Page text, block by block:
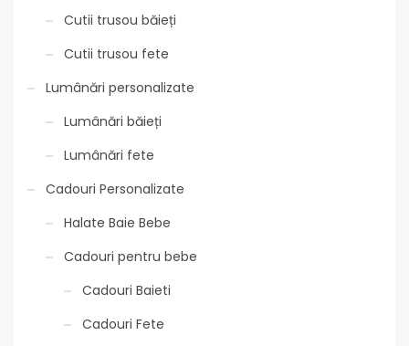
Cutii trusou băieți
Cutii trusou fete
Lumânări personalizate
Lumânări băieți
Lumânări fete
Cadouri Personalizate
Halate Baie Bebe
Cadouri pentru bebe
Cadouri Baieti
Cadouri Fete